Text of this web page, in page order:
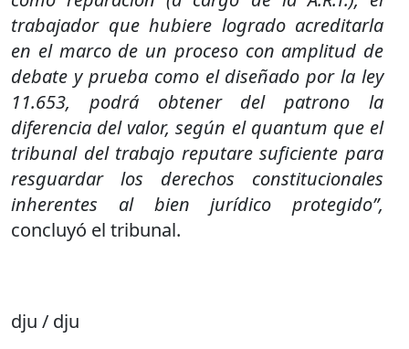
trabajador que hubiere logrado acreditarla
en el marco de un proceso con amplitud de
debate y prueba como el diseñado por la ley
11.653, podrá obtener del patrono la
diferencia del valor, según el quantum que el
tribunal del trabajo reputare suficiente para
resguardar los derechos constitucionales
inherentes al bien jurídico protegido”,
concluyó el tribunal.
dju / dju